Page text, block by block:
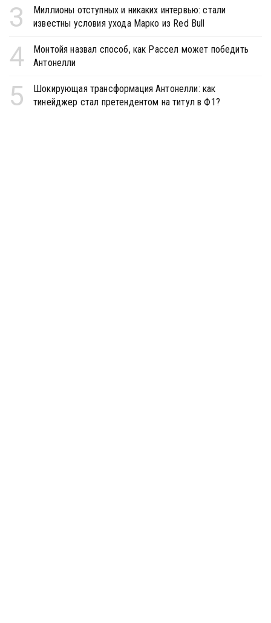
3
Миллионы отступных и никаких интервью: стали
известны условия ухода Марко из Red Bull
4
Монтойя назвал способ, как Рассел может победить
Антонелли
5
Шокирующая трансформация Антонелли: как
тинейджер стал претендентом на титул в Ф1?